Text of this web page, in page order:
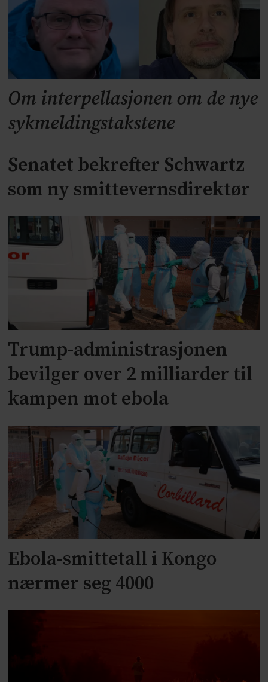
Om interpellasjonen om de nye
sykmeldingstakstene
Senatet bekrefter Schwartz
som ny smittevernsdirektør
Trump-administrasjonen
bevilger over 2 milliarder til
kampen mot ebola
Ebola-smittetall i Kongo
nærmer seg 4000